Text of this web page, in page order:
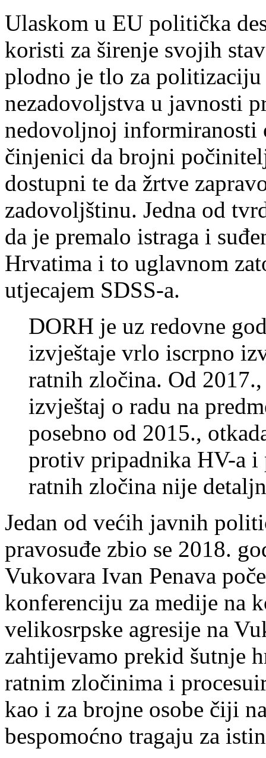
Ulaskom u EU politička
koristi za širenje svojih
plodno je tlo za politizaciju
nezadovoljstva u javnosti
nedovoljnoj informiranosti
činjenici da brojni
dostupni te da žrtve
zadovoljštinu. Jedna od
da je premalo istraga i
Hrvatima i to uglavnom
utjecajem SDSS-a.
DORH je uz redovne
izvještaje vrlo iscrpno
ratnih zločina. Od
izvještaj o radu na
posebno od 2015.,
protiv pripadnika HV-a i
ratnih zločina nije
Jedan od većih javnih
pravosuđe zbio se 2018.
Vukovara Ivan Penava
konferenciju za medije na
velikosrpske agresije na
zahtijevamo prekid šutnje
ratnim zločinima i
kao i za brojne osobe čiji
bespomoćno tragaju za